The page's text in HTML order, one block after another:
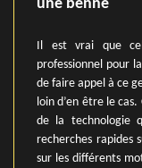
une benne
Il est vrai que
professionnel pour
de faire appel à ce
loin d’en être le
de la technologie
recherches rapides
sur les différents